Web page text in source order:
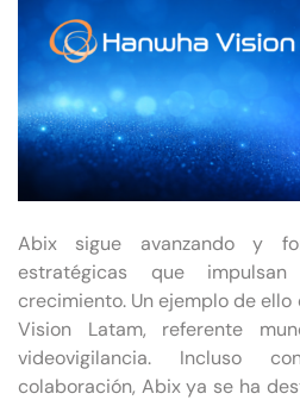
Abix sigue avanzando y
estratégicas que
crecimiento. Un ejemplo de ello
Vision Latam, referente
videovigilancia. Incluso
colaboración, Abix ya se ha